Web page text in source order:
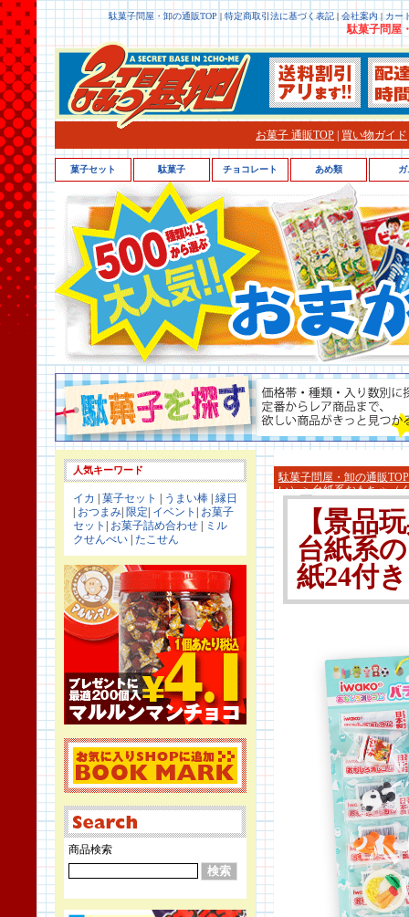
駄菓子問屋・卸の通販TOP | 特定商取引法に基づく表記 | 会社案内 | カー
駄菓子問屋
お菓子 通販TOP 買い物ガイド
人気キーワード
イカ 菓子セット うまい棒 縁日
おつまみ 限定 イベント
お菓子
セット
お菓子詰め合わせ
ミル
クせんべい たこせん
商品検索
駄菓子問屋・卸の通販TOP
い）>台紙系おもちゃ（
【景品
台紙系
紙24付き